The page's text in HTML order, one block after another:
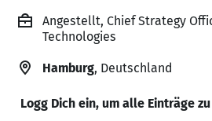
Angestellt, Chief Strategy
Technologies
Hamburg, Deutschland
Logg Dich ein, um alle Einträge